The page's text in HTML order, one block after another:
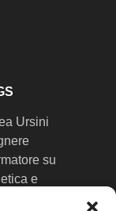
Ursini
su
e